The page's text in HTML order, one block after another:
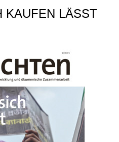
KAUFEN LÄSST